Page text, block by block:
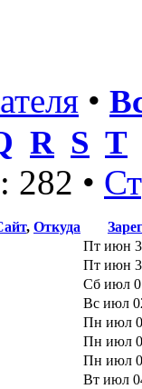
•
R S T
282 •
, Откуда
Пт июн
Пт июн
Сб июл
Вс июл
Пн июл
Пн июл
Пн июл
Вт июл